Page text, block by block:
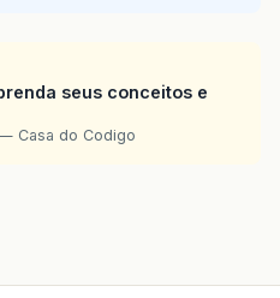
seus conceitos e
Casa do Codigo